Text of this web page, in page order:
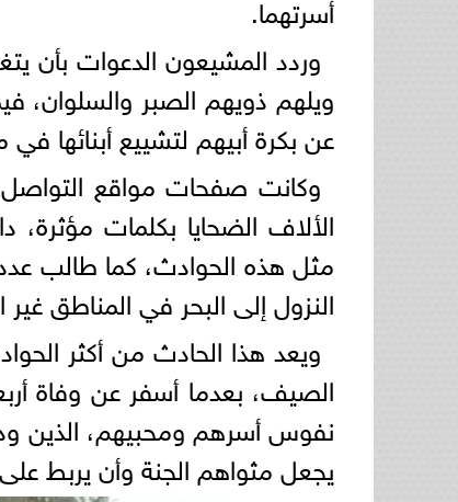
وردد المشيعون الدعوات بأن
ويلهم ذويهم الصبر والسلوان،
عن بكرة أبيهم لتشييع أبنائها
وكانت صفحات مواقع
الألاف الضحايا بكلمات
مثل هذه الحوادث، كما طالب
النزول إلى البحر في المناطق غير
ويعد هذا الحادث من أكثر
الصيف، بعدما أسفر عن وفاة
نفوس أسرهم ومحبيهم، الذين
يجعل مثواهم الجنة وأن يربط